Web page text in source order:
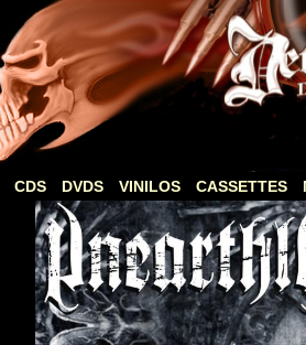
CDS DVDS VINILOS CASSETTES